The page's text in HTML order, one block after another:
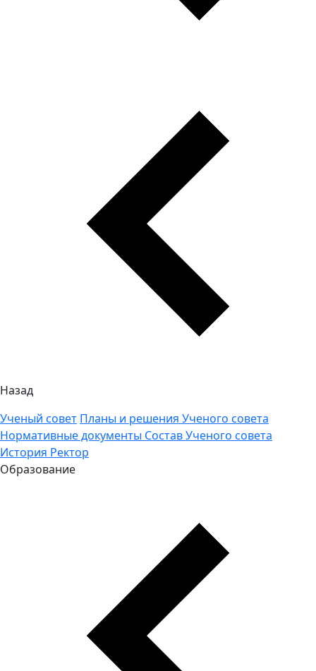
Назад
Ученый совет Планы и решения Ученого совета
Нормативные документы Состав Ученого совета
История Ректор
Образование